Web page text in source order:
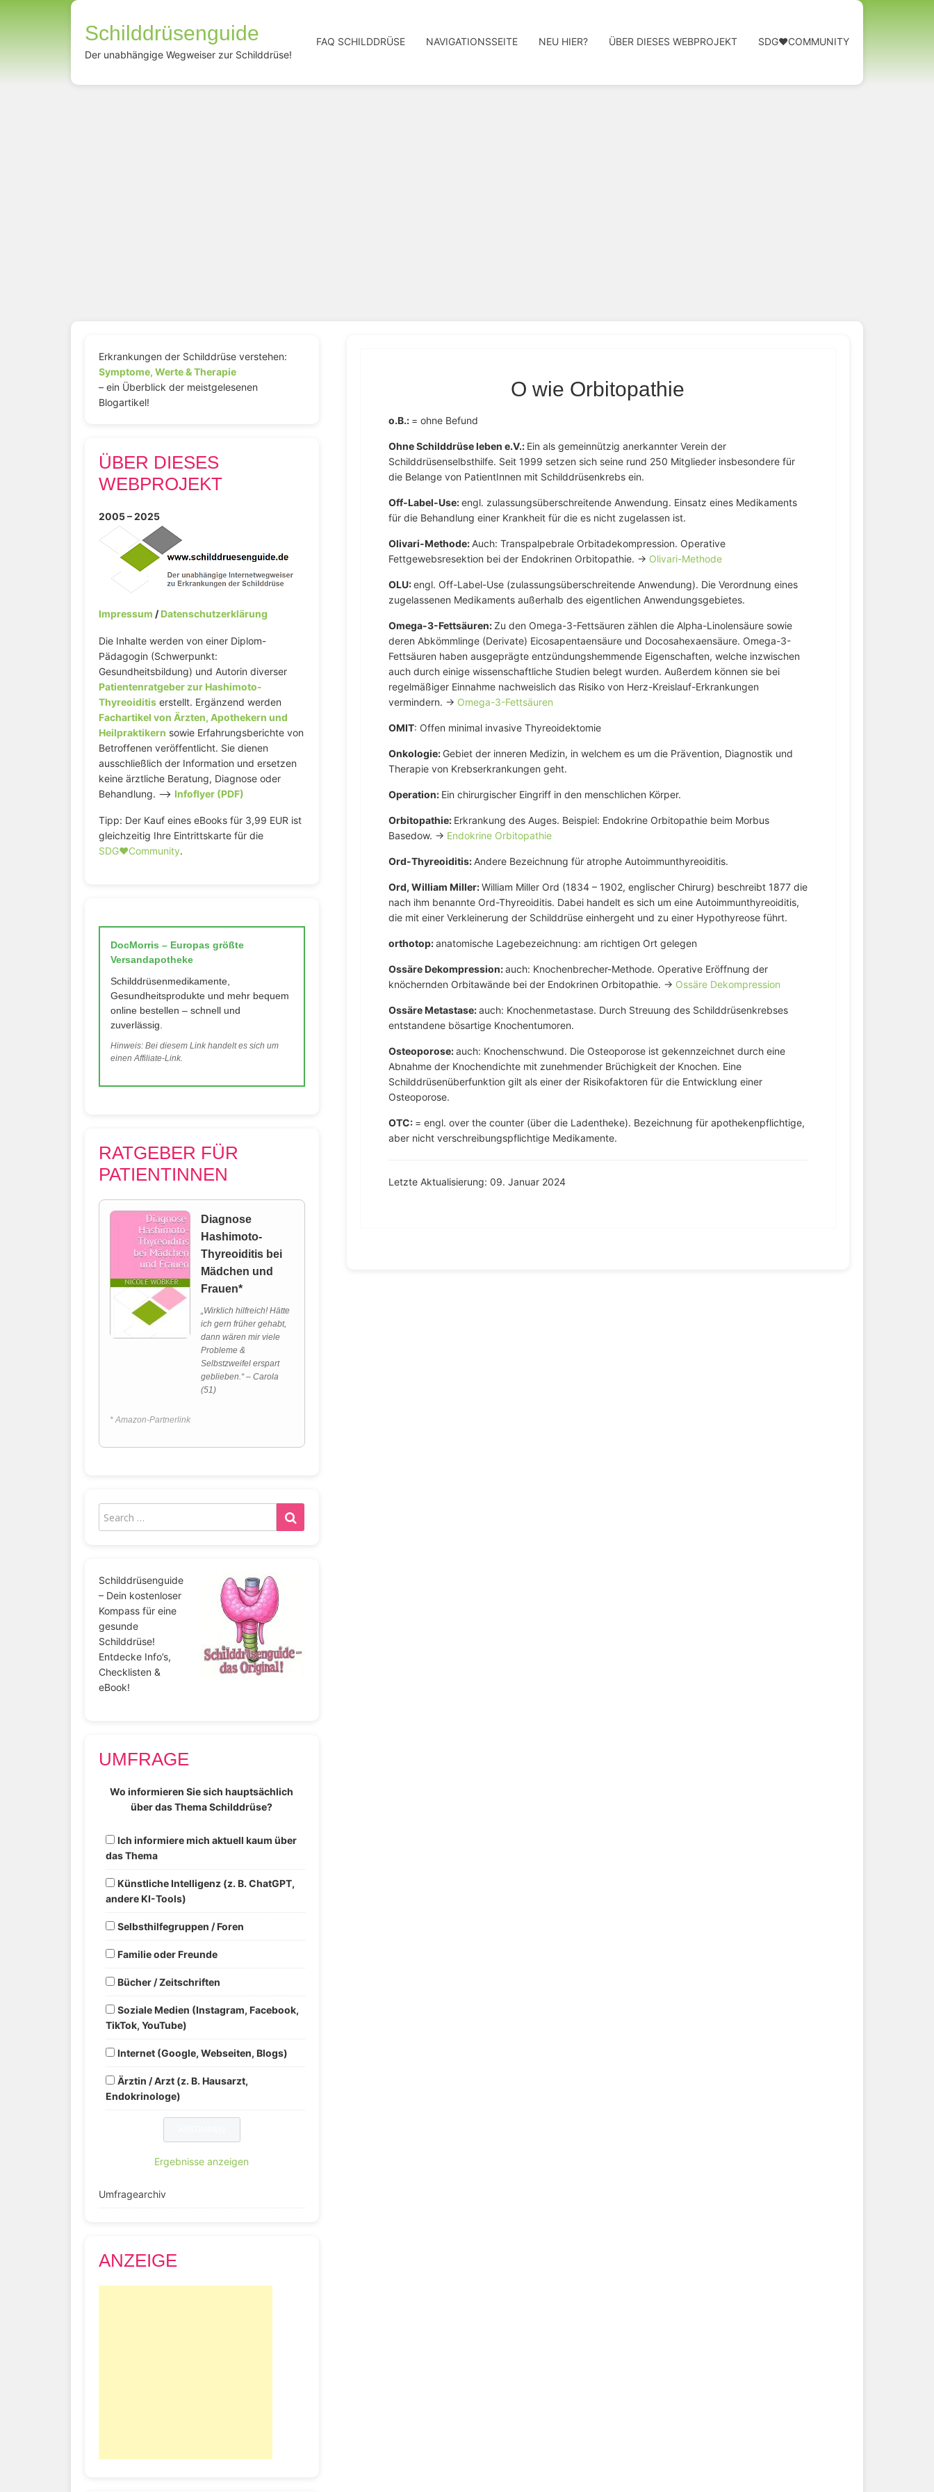
Schilddrüsenguide
Der unabhängige Wegweiser zur Schilddrüse!
FAQ SCHILDDRÜSE NAVIGATIONSSEITE NEU HIER? ÜBER DIESES WEBPROJEKT SDG❤️COMMUNITY
O wie Orbitopathie
o.B.: = ohne Befund
Ohne Schilddrüse leben e.V.: Ein als gemeinnützig anerkannter Verein der
Schilddrüsenselbsthilfe. Seit 1999 setzen sich seine rund 250 Mitglieder insbesondere für
die Belange von PatientInnen mit Schilddrüsenkrebs ein.
Off-Label-Use:engl. zulassungsüberschreitende Anwendung. Einsatz eines Medikaments
für die Behandlung einer Krankheit für die es nicht zugelassen ist.
Olivari-Methode: Auch: Transpalpebrale Orbitadekompression. Operative
Fettgewebsresektion bei der Endokrinen Orbitopathie. → Olivari-Methode
OLU:engl. Off-Label-Use (zulassungsüberschreitende Anwendung). Die Verordnung eines
zugelassenen Medikaments außerhalb des eigentlichen Anwendungsgebietes.
Omega-3-Fettsäuren:Zu den Omega-3-Fettsäuren zählen die Alpha-Linolensäure sowie
deren Abkömmlinge (Derivate) Eicosapentaensäure und Docosahexaensäure. Omega-3-
Fettsäuren haben ausgeprägte entzündungshemmende Eigenschaften, welche inzwischen
auch durch einige wissenschaftliche Studien belegt wurden. Außerdem können sie bei
regelmäßiger Einnahme nachweislich das Risiko von Herz-Kreislauf-Erkrankungen
vermindern. → Omega-3-Fettsäuren
OMIT: Offen minimal invasive Thyreoidektomie
Onkologie: Gebiet der inneren Medizin, in welchem es um die Prävention, Diagnostik und
Therapie von Krebserkrankungen geht.
Operation: Ein chirurgischer Eingriff in den menschlichen Körper.
Orbitopathie: Erkrankung des Auges. Beispiel: Endokrine Orbitopathie beim Morbus
Basedow. → Endokrine Orbitopathie
Ord-Thyreoiditis: Andere Bezeichnung für atrophe Autoimmunthyreoiditis.
Ord, William Miller:William Miller Ord (1834 – 1902, englischer Chirurg) beschreibt 1877 die
nach ihm benannte Ord-Thyreoiditis. Dabei handelt es sich um eine Autoimmunthyreoiditis,
die mit einer Verkleinerung der Schilddrüse einhergeht und zu einer Hypothyreose führt.
orthotop:anatomische Lagebezeichnung: am richtigen Ort gelegen
Ossäre Dekompression:auch: Knochenbrecher-Methode. Operative Eröffnung der
knöchernden Orbitawände bei der Endokrinen Orbitopathie. → Ossäre Dekompression
Ossäre Metastase:auch: Knochenmetastase. Durch Streuung des Schilddrüsenkrebses
entstandene bösartige Knochentumoren.
Osteoporose:auch: Knochenschwund. Die Osteoporose ist gekennzeichnet durch eine
Abnahme der Knochendichte mit zunehmender Brüchigkeit der Knochen. Eine
Schilddrüsenüberfunktion gilt als einer der Risikofaktoren für die Entwicklung einer
Osteoporose.
OTC: = engl. over the counter (über die Ladentheke). Bezeichnung für apothekenpflichtige,
aber nicht verschreibungspflichtige Medikamente.
Letzte Aktualisierung: 09. Januar 2024
Erkrankungen der Schilddrüse verstehen:
Symptome, Werte & Therapie
– ein Überblick der meistgelesenen
Blogartikel!
ÜBER DIESES
WEBPROJEKT
2005 – 2025
Impressum /Datenschutzerklärung
Die Inhalte werden von einer Diplom-
Pädagogin (Schwerpunkt:
Gesundheitsbildung) und Autorin diverser
Patientenratgeber zur Hashimoto-
Thyreoiditis erstellt. Ergänzend werden
Fachartikel von Ärzten, Apothekern und
Heilpraktikern sowie Erfahrungsberichte von
Betroffenen veröffentlicht. Sie dienen
ausschließlich der Information und ersetzen
keine ärztliche Beratung, Diagnose oder
Behandlung. –> Infoflyer (PDF)
Tipp: Der Kauf eines eBooks für 3,99 EUR ist
gleichzeitig Ihre Eintrittskarte für die
SDG♥️Community.
DocMorris – Europas größte
Versandapotheke
Schilddrüsenmedikamente,
Gesundheitsprodukte und mehr bequem
online bestellen – schnell und
zuverlässig.
Hinweis: Bei diesem Link handelt es sich um
einen Affiliate-Link.
RATGEBER FÜR
PATIENTINNEN
Diagnose
Hashimoto-
Thyreoiditis bei
Mädchen und
Frauen*
„Wirklich hilfreich! Hätte
ich gern früher gehabt,
dann wären mir viele
Probleme &
Selbstzweifel erspart
geblieben.“ – Carola
(51)
* Amazon-Partnerlink
Schilddrüsenguide
– Dein kostenloser
Kompass für eine
gesunde
Schilddrüse!
Entdecke Info’s,
Checklisten &
eBook!
UMFRAGE
Wo informieren Sie sich hauptsächlich
über das Thema Schilddrüse?
Ich informiere mich aktuell kaum über
das Thema
Künstliche Intelligenz (z. B. ChatGPT,
andere KI-Tools)
Selbsthilfegruppen / Foren
Familie oder Freunde
Bücher / Zeitschriften
Soziale Medien (Instagram, Facebook,
TikTok, YouTube)
Internet (Google, Webseiten, Blogs)
Ärztin / Arzt (z. B. Hausarzt,
Endokrinologe)
Ergebnisse anzeigen
Umfragearchiv
ANZEIGE